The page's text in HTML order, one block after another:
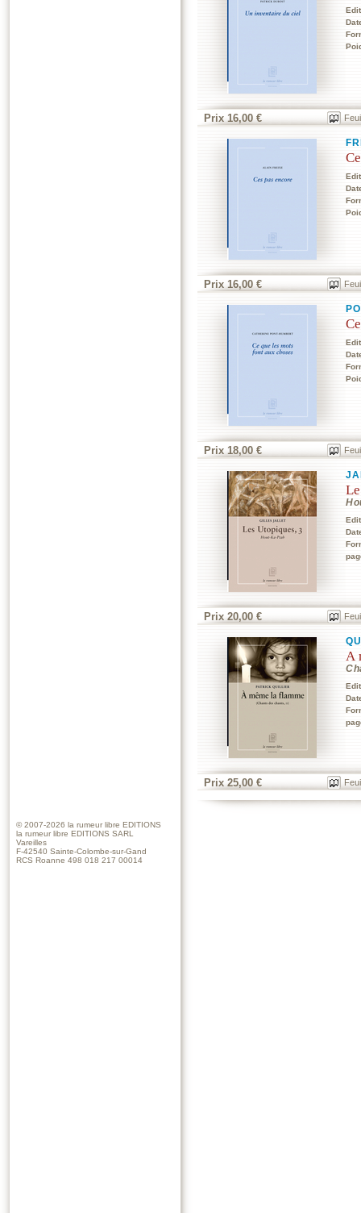
Prix 16,00 €
Prix 16,00 €
Prix 18,00 €
Prix 20,00 €
A
Prix 25,00 €
© 2007-2026 la rumeur libre EDITIONS
la rumeur libre EDITIONS SARL
Vareilles
F-42540 Sainte-Colombe-sur-Gand
RCS Roanne 498 018 217 00014